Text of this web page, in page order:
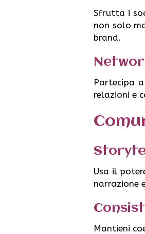
Sfrutta i
non solo
brand.
Partecipa
relazioni e
Usa il
narrazione
Mantieni